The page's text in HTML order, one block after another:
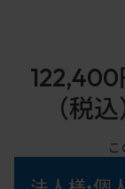
122,400
（税込